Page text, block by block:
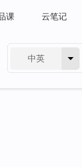
课 云笔记
中英